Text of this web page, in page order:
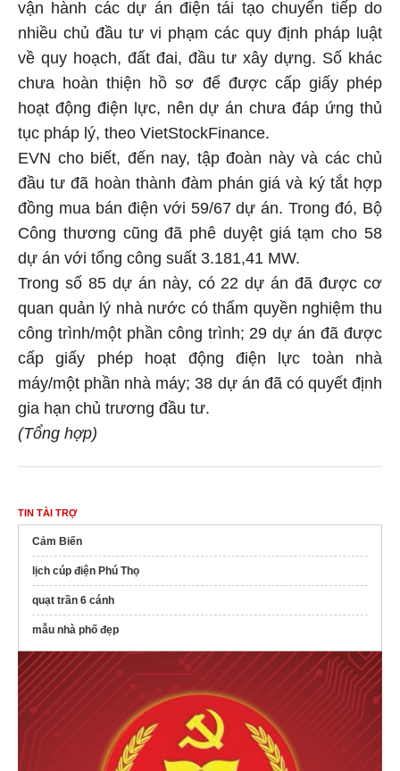
vận hành các dự án điện tái tạo chuyển tiếp do
nhiều chủ đầu tư vi phạm các quy định pháp luật
về quy hoạch, đất đai, đầu tư xây dựng. Số khác
chưa hoàn thiện hồ sơ để được cấp giấy phép
hoạt động điện lực, nên dự án chưa đáp ứng thủ
tục pháp lý, theo VietStockFinance.
EVN cho biết, đến nay, tập đoàn này và các chủ
đầu tư đã hoàn thành đàm phán giá và ký tắt hợp
đồng mua bán điện với 59/67 dự án. Trong đó, Bộ
Công thương cũng đã phê duyệt giá tạm cho 58
dự án với tổng công suất 3.181,41 MW.
Trong số 85 dự án này, có 22 dự án đã được cơ
quan quản lý nhà nước có thẩm quyền nghiệm thu
công trình/một phần công trình; 29 dự án đã được
cấp giấy phép hoạt động điện lực toàn nhà
máy/một phần nhà máy; 38 dự án đã có quyết định
gia hạn chủ trương đầu tư.
(Tổng hợp)
TIN TÀI TRỢ
Cảm Biến
lịch cúp điện Phú Thọ
quạt trần 6 cánh
mẫu nhà phố đẹp